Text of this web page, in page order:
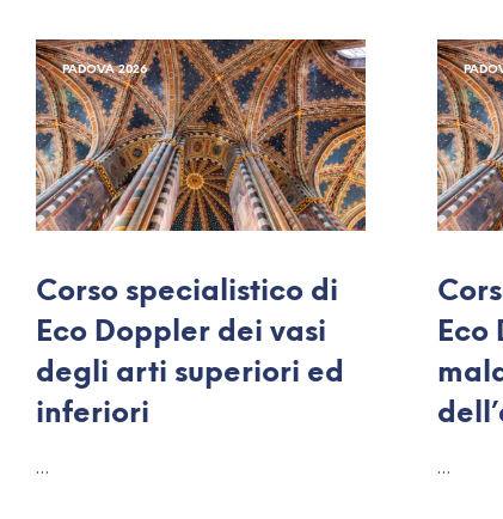
PADOVA 2026
Corso specialistico di
Eco Doppler dei vasi
degli arti superiori ed
inferiori
…
Eco
…